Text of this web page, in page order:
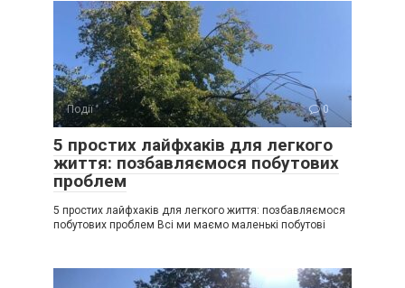
Події 0
5 простих лайфхаків для легкого
життя: позбавляємося побутових
проблем
5 простих лайфхаків для легкого життя: позбавляємося
побутових проблем Всі ми маємо маленькі побутові